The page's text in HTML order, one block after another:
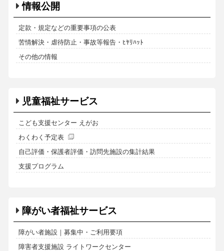
情報公開
定款・規定などの重要事項の公表
苦情解決・虐待防止・事故等報告・ﾋﾔﾘﾊｯﾄ
その他の情報
児童福祉サービス
こども支援センター えがお
わくわく予定表
自己評価・保護者評価・訪問先施設の集計結果
支援プログラム
障がい者福祉サービス
障がい者施設｜募集中・ご利用要項
障害者支援施設 ライトワークセンター